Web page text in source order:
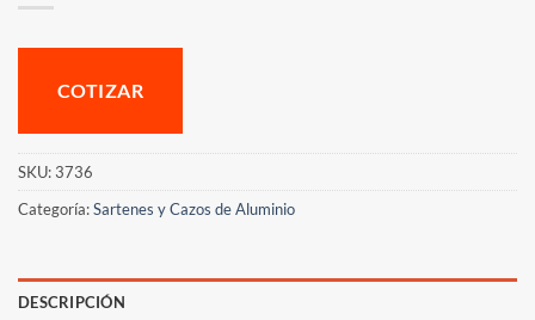
COTIZAR
SKU: 3736
Categoría:Sartenes y Cazos de Aluminio
DESCRIPCIÓN